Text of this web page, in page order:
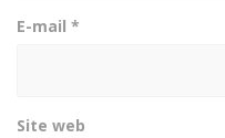
E-mail *
Site web